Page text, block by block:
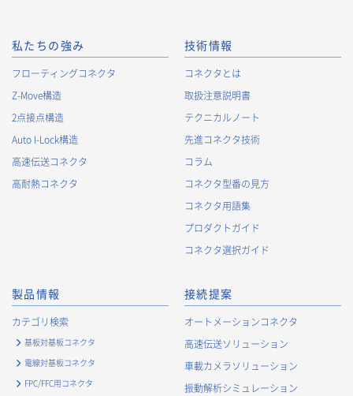
私たちの強み
フローティングコネクタ
Z-Move構造
2点接点構造
Auto I-Lock構造
高速伝送コネクタ
高耐熱コネクタ
技術情報
コネクタとは
取扱注意説明書
テクニカルノート
先進コネクタ技術
コラム
コネクタ型番の見方
コネクタ用語集
プロダクトガイド
コネクタ選択ガイド
製品情報
カテゴリ検索
基板対基板コネクタ
電線対基板コネクタ
FPC/FFC用コネクタ
接続提案
オートメーションコネクタ
高速伝送ソリューション
車載カメラソリューション
振動解析シミュレーション